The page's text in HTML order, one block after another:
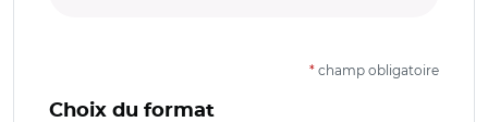
* champ obligatoire
Choix du format